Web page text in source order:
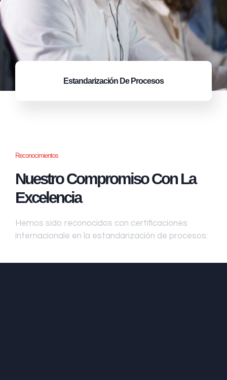
Estandarización De Procesos
Reconocimientos
Nuestro Compromiso Con La
Excelencia
Hemos sido reconocidos con certificaciones
internacionale en la estandarización de procesos: